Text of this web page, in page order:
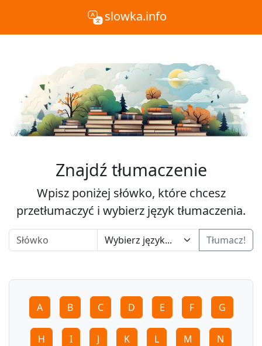
slowka.info
Znajdź tłumaczenie
Wpisz poniżej słówko, które chcesz
przetłumaczyć i wybierz język tłumaczenia.
Tłumacz!
A B C D E F G
H I J K L M N